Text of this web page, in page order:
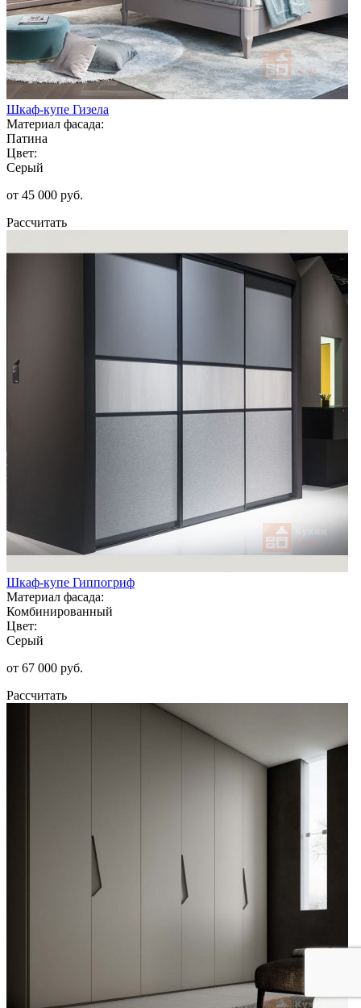
Шкаф-купе Гизела
Материал фасада:
Патина
Цвет:
Серый
от 45 000 руб.
Рассчитать
Шкаф-купе Гиппогриф
Материал фасада:
Комбинированный
Цвет:
Серый
от 67 000 руб.
Рассчитать